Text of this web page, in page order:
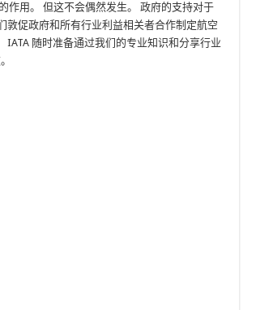
作用。 但这不会偶然发生。 政府的支持对于
敦促政府和所有行业利益相关者合作制定航空
随时准备通过我们的专业知识和分享行业